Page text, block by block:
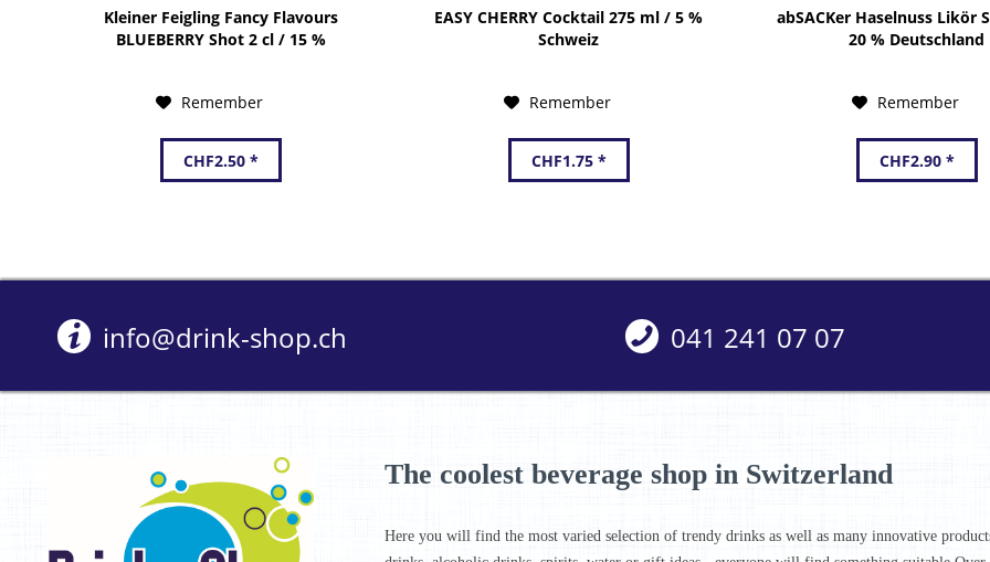
Kleiner Feigling Fancy Flavours
BLUEBERRY Shot 2 cl / 15 %
Remember
CHF2.50 *
EASY CHERRY Cocktail 275 ml / 5 %
Schweiz
Remember
CHF1.75 *
abSACKer Haselnuss Likör
20 % Deutschland
Remember
CHF2.90 *
info@drink-shop.ch 041 241 07 07
The coolest beverage shop in Switzerland
Here you will find the most varied selection of trendy drinks as well as many innovative